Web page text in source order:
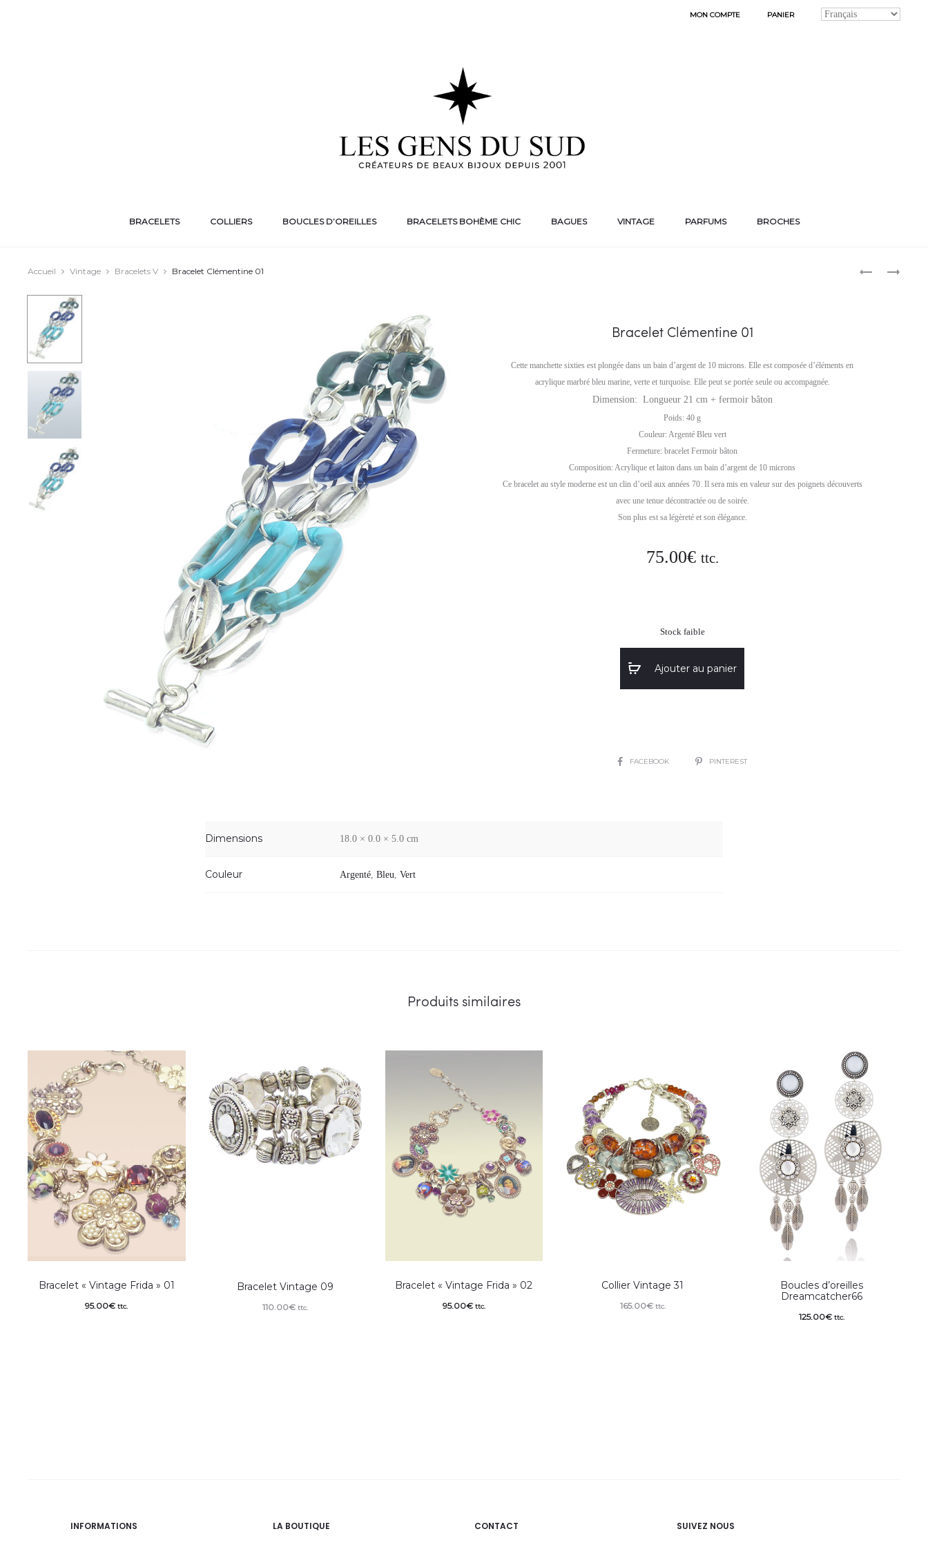
MON COMPTE PANIER
BRACELETS COLLIERS BOUCLES D’OREILLES BRACELETS BOHÈME CHIC BAGUES VINTAGE PARFUMS BROCHES
BRACELET
BRACELET
Accueil Vintage Bracelets V Bracelet Clémentine 01
Bracelet Clémentine 01
Cette manchette sixties est plongée dans un bain d’argent de 10 microns. Elle est composée d’éléments en
acrylique marbré bleu marine, verte et turquoise. Elle peut se portée seule ou accompagnée.
Dimension: Longueur 21 cm + fermoir bâton
Poids: 40 g
Couleur: Argenté Bleu vert
Fermeture: bracelet Fermoir bâton
Composition: Acrylique et laiton dans un bain d’argent de 10 microns
Ce bracelet au style moderne est un clin d’oeil aux années 70. Il sera mis en valeur sur des poignets découverts
avec une tenue décontractée ou de soirée.
Son plus est sa légèreté et son élégance.
75.00€ ttc.
Stock faible
Ajouter au panier
SHAREFACEBOOK PINTEREST
Dimensions 18.0 × 0.0 × 5.0 cm
Couleur Argenté Bleu Vert
Produits similaires
Bracelet « Vintage Frida » 01
95.00€ ttc.
Bracelet Vintage 09
110.00€ ttc.
Bracelet « Vintage Frida » 02
95.00€ ttc.
Collier Vintage 31
165.00€ ttc.
Boucles d’oreilles
Dreamcatcher66
125.00€ ttc.
INFORMATIONS LA BOUTIQUE CONTACT SUIVEZ NOUS